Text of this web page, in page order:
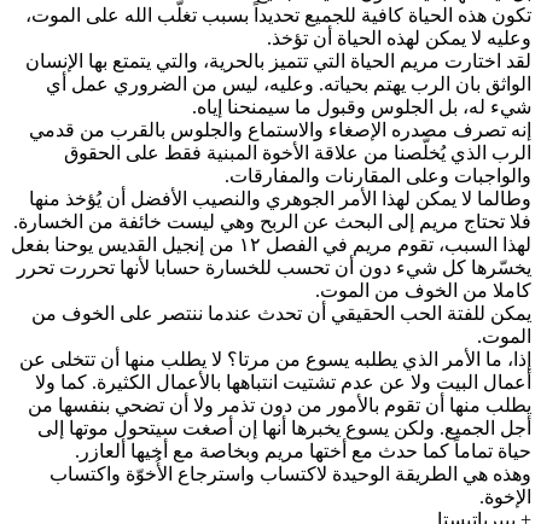
تكون هذه الحياة كافية للجميع تحديداً بسبب تغلّب الله على الموت،
وعليه لا يمكن لهذه الحياة أن تؤخذ.
لقد اختارت مريم الحياة التي تتميز بالحرية، والتي يتمتع بها الإنسان
الواثق بان الرب يهتم بحياته. وعليه، ليس من الضروري عمل أي
شيء له، بل الجلوس وقبول ما سيمنحنا إياه.
إنه تصرف مصدره الإصغاء والاستماع والجلوس بالقرب من قدمي
الرب الذي يُخلّصنا من علاقة الأخوة المبنية فقط على الحقوق
والواجبات وعلى المقارنات والمفارقات.
وطالما لا يمكن لهذا الأمر الجوهري والنصيب الأفضل أن يُؤخذ منها
فلا تحتاج مريم إلى البحث عن الربح وهي ليست خائفة من الخسارة.
لهذا السبب، تقوم مريم في الفصل ١٢ من إنجيل القديس يوحنا بفعل
يخسّرها كل شيء دون أن تحسب للخسارة حسابا لأنها تحررت تحرر
كاملا من الخوف من الموت.
يمكن للفتة الحب الحقيقي أن تحدث عندما ننتصر على الخوف من
الموت.
إذا، ما الأمر الذي يطلبه يسوع من مرتا؟ لا يطلب منها أن تتخلى عن
أعمال البيت ولا عن عدم تشتيت انتباهها بالأعمال الكثيرة. كما ولا
يطلب منها أن تقوم بالأمور من دون تذمر ولا أن تضحي بنفسها من
أجل الجميع. ولكن يسوع يخبرها أنها إن أصغت سيتحول موتها إلى
حياة تماماً كما حدث مع أختها مريم وبخاصة مع أخيها ألعازر.
وهذه هي الطريقة الوحيدة لاكتساب واسترجاع الأُخوّة واكتساب
الإخوة.